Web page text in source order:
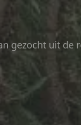
gezocht uit de